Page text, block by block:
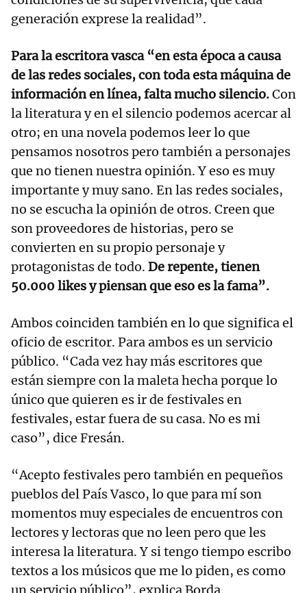
generación exprese la realidad”.
Para la escritora vasca “en esta época a causa
de las redes sociales, con toda esta máquina de
información en línea, falta mucho silencio.Con
la literatura y en el silencio podemos acercar al
otro; en una novela podemos leer lo que
pensamos nosotros pero también a personajes
que no tienen nuestra opinión. Y eso es muy
importante y muy sano. En las redes sociales,
no se escucha la opinión de otros. Creen que
son proveedores de historias, pero se
convierten en su propio personaje y
protagonistas de todo. De repente, tienen
50.000 likes y piensan que eso es la fama”.
Ambos coinciden también en lo que significa el
oficio de escritor. Para ambos es un servicio
público. “Cada vez hay más escritores que
están siempre con la maleta hecha porque lo
único que quieren es ir de festivales en
festivales, estar fuera de su casa. No es mi
caso”, dice Fresán.
“Acepto festivales pero también en pequeños
pueblos del País Vasco, lo que para mí son
momentos muy especiales de encuentros con
lectores y lectoras que no leen pero que les
interesa la literatura. Y si tengo tiempo escribo
textos a los músicos que me lo piden, es como